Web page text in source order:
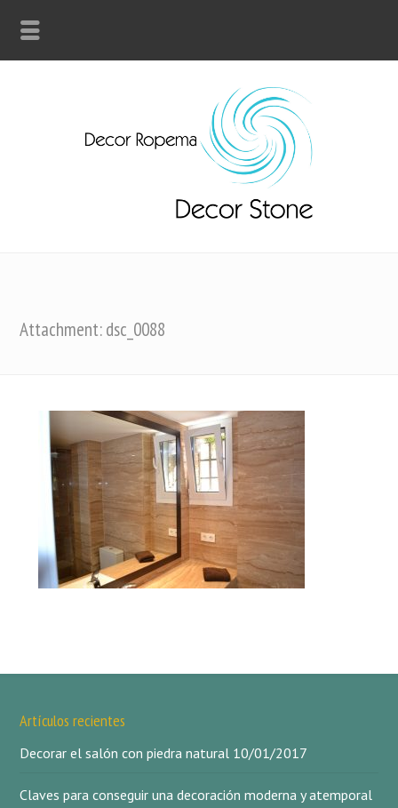
Attachment: dsc_0088
Artículos recientes
Decorar el salón con piedra natural 10/01/2017
Claves para conseguir una decoración moderna y atemporal